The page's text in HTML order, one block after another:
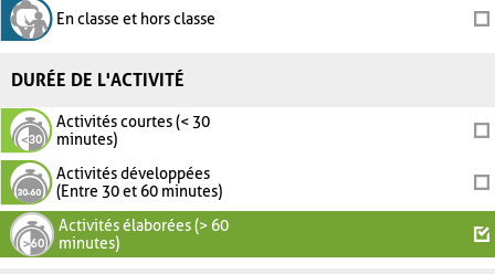
En classe et hors classe
DURÉE DE L'ACTIVITÉ
Activités courtes (< 30
minutes)
Activités développées
(Entre 30 et 60 minutes)
Activités élaborées (> 60
minutes)